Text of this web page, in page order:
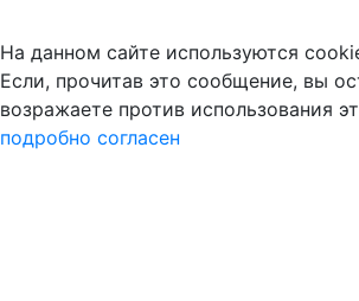
На данном сайте используются
Если, прочитав это сообщение, вы
возражаете против использования
подробно согласен